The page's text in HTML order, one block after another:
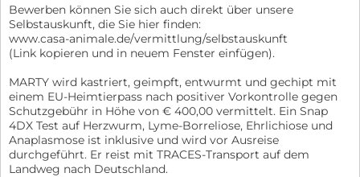
Bewerben können Sie sich auch direkt über unsere
Selbstauskunft, die Sie hier finden:
www.casa-animale.de/vermittlung/selbstauskunft
(Link kopieren und in neuem Fenster einfügen).
MARTY wird kastriert, geimpft, entwurmt und gechipt mit
einem EU-Heimtierpass nach positiver Vorkontrolle gegen
Schutzgebühr in Höhe von € 400,00 vermittelt. Ein Snap
4DX Test auf Herzwurm, Lyme-Borreliose, Ehrlichiose und
Anaplasmose ist inklusive und wird vor Ausreise
durchgeführt. Er reist mit TRACES-Transport auf dem
Landweg nach Deutschland.